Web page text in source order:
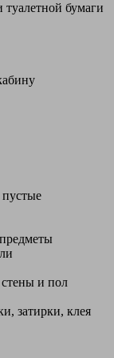
бумаги
и пол
затирки, клея